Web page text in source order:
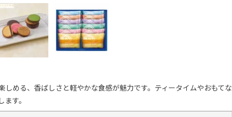
しめる、香ばしさと軽やかな食感が魅力です。ティータイムやおもてな
す。